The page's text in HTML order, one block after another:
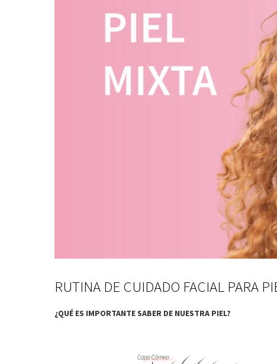
RUTINA DE CUIDADO FACIAL PARA
¿QUÉ ES IMPORTANTE SABER DE NUESTRA PIEL?